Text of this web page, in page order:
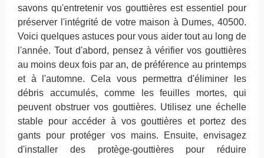
savons qu'entretenir vos gouttières est essentiel pour
préserver l'intégrité de votre maison à Dumes, 40500.
Voici quelques astuces pour vous aider tout au long de
l'année. Tout d'abord, pensez à vérifier vos gouttières
au moins deux fois par an, de préférence au printemps
et à l'automne. Cela vous permettra d'éliminer les
débris accumulés, comme les feuilles mortes, qui
peuvent obstruer vos gouttières. Utilisez une échelle
stable pour accéder à vos gouttières et portez des
gants pour protéger vos mains. Ensuite, envisagez
d'installer des protège-gouttières pour réduire